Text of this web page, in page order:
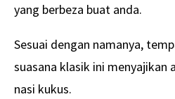
yang berbeza buat anda.
Sesuai dengan namanya,
suasana klasik ini menyajikan
nasi kukus.